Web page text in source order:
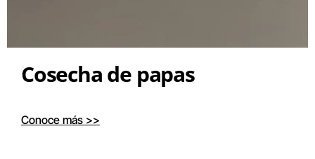
Cosecha de papas
Conoce más >>